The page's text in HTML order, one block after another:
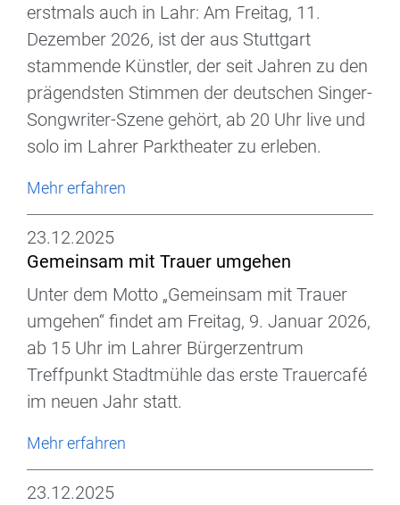
erstmals auch in Lahr: Am Freitag, 11.
Dezember 2026, ist der aus Stuttgart
stammende Künstler, der seit Jahren zu den
prägendsten Stimmen der deutschen Singer-
Songwriter-Szene gehört, ab 20 Uhr live und
solo im Lahrer Parktheater zu erleben.
Mehr erfahren
23.12.2025
Gemeinsam mit Trauer umgehen
Unter dem Motto „Gemeinsam mit Trauer
umgehen“ findet am Freitag, 9. Januar 2026,
ab 15 Uhr im Lahrer Bürgerzentrum
Treffpunkt Stadtmühle das erste Trauercafé
im neuen Jahr statt.
Mehr erfahren
23.12.2025